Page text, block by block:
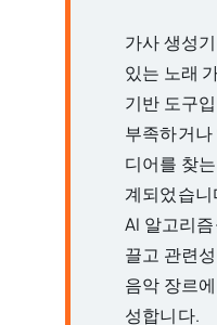
가사 생성
있는 노래
기반 도구
부족하거
디어를 찾
계되었습
AI 알고리
끌고 관련
음악 장르
성합니다.